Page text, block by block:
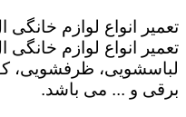
تعمیر انواع لوازم
تعمیر انواع لوازم
لباسشویی، ظرفشویی،
برقی و ... می باشد.